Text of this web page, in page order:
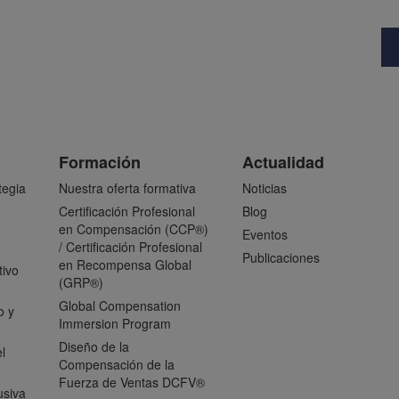
y
Formación
Nuestra oferta formativa
Certificación Profesional
en Compensación (CCP®)
/ Certificación Profesional
en Recompensa Global
(GRP®)
Global Compensation
Immersion Program
Diseño de la
Compensación de la
Fuerza de Ventas DCFV®
Actualidad
Noticias
Blog
Eventos
Publicaciones